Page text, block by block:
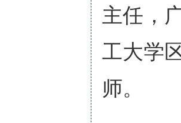
主任，
工大学
师。